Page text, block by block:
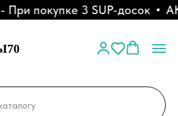
покупке 3 SUP-досок